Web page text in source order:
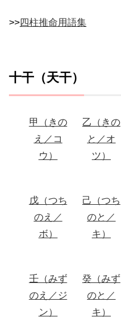
>>四柱推命用語集
十干（天干）
甲（きの
え／コ
ウ）
乙（きの
と／オ
ツ）
戊（つち
のえ／
ボ）
己（つち
のと／
キ）
壬（みず
のえ／ジ
ン）
癸（みず
のと／
キ）